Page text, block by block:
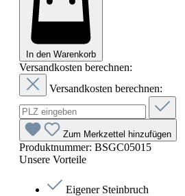
In den Warenkorb
Versandkosten berechnen:
Versandkosten berechnen:
Zum Merkzettel hinzufügen
Produktnummer: BSGC05015
Unsere Vorteile
Eigener Steinbruch